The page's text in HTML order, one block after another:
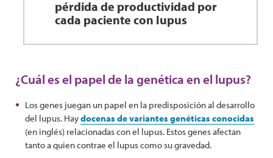
pérdida de productividad por
cada paciente con lupus
¿Cuál es el papel de la genética en el lupus?
Los genes juegan un papel en la predisposición al desarrollo
del lupus. Haydocenas de variantes genéticas conocidas
(en inglés) relacionadas con el lupus. Estos genes afectan
tanto a quien contrae el lupus como su gravedad.